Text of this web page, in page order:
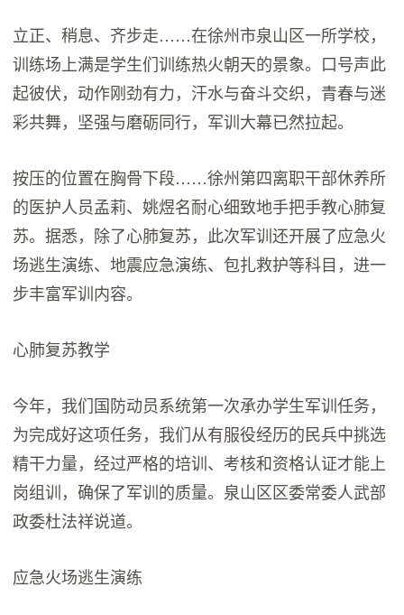
立正、稍息、齐步走……在徐州市泉山区一所学校，
训练场上满是学生们训练热火朝天的景象。口号声此
起彼伏，动作刚劲有力，汗水与奋斗交织，青春与迷
彩共舞，坚强与磨砺同行，军训大幕已然拉起。
按压的位置在胸骨下段……徐州第四离职干部休养所
的医护人员孟莉、姚煜名耐心细致地手把手教心肺复
苏。据悉，除了心肺复苏，此次军训还开展了应急火
场逃生演练、地震应急演练、包扎救护等科目，进一
步丰富军训内容。
心肺复苏教学
今年，我们国防动员系统第一次承办学生军训任务，
为完成好这项任务，我们从有服役经历的民兵中挑选
精干力量，经过严格的培训、考核和资格认证才能上
岗组训，确保了军训的质量。泉山区区委常委人武部
政委杜法祥说道。
应急火场逃生演练